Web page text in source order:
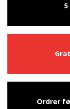
Ordrer